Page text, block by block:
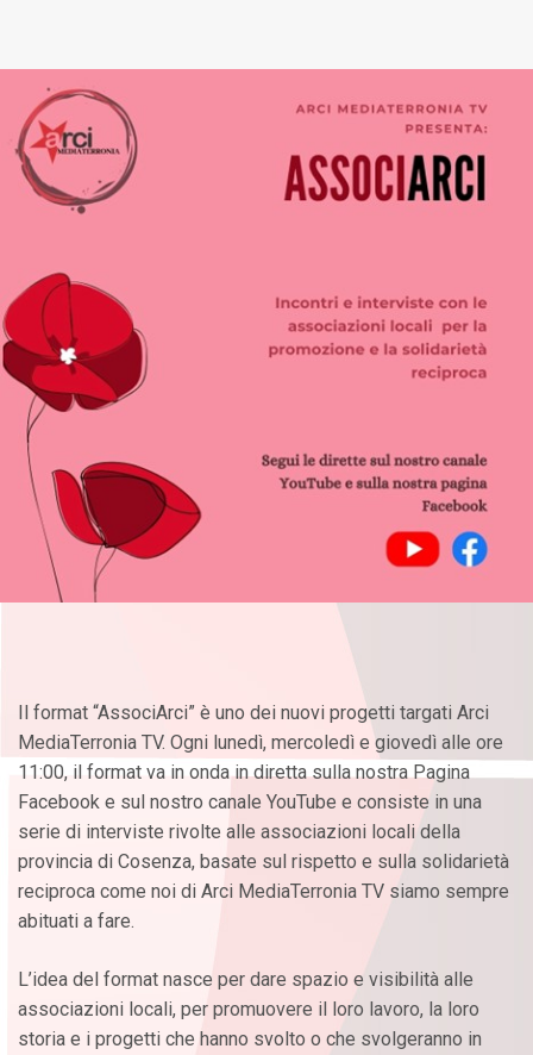
Il format “AssociArci” è uno dei nuovi progetti targati Arci
MediaTerronia TV. Ogni lunedì, mercoledì e giovedì alle ore
11:00, il format va in onda in diretta sulla nostra Pagina
Facebook e sul nostro canale YouTube e consiste in una
serie di interviste rivolte alle associazioni locali della
provincia di Cosenza, basate sul rispetto e sulla solidarietà
reciproca come noi di Arci MediaTerronia TV siamo sempre
abituati a fare.
L’idea del format nasce per dare spazio e visibilità alle
associazioni locali, per promuovere il loro lavoro, la loro
storia e i progetti che hanno svolto o che svolgeranno in